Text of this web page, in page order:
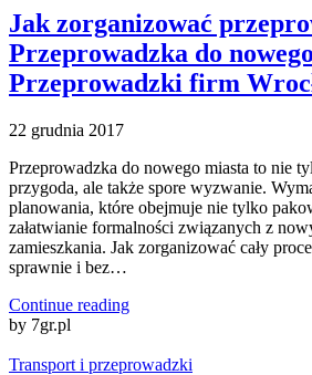
Jak zorganizować
Przeprowadzka do
Przeprowadzki firm
22 grudnia 2017
Przeprowadzka do nowego miasta to nie
przygoda, ale także spore wyzwanie.
planowania, które obejmuje nie tylko
załatwianie formalności związanych z
zamieszkania. Jak zorganizować cały
sprawnie i bez…
Continue reading
by 7gr.pl
Transport i przeprowadzki